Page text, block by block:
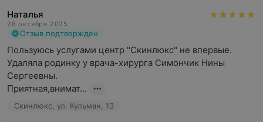
Наталья
28 октября 2025
Отзыв подтвержден
Пользуюсь услугами центр "Скинлюкс" не впервые.
Удаляла родинку у врача-хирурга Симончик Нины
Сергеевны.
Приятная,внимат...
Скинлюкс, ул. Кульман, 13